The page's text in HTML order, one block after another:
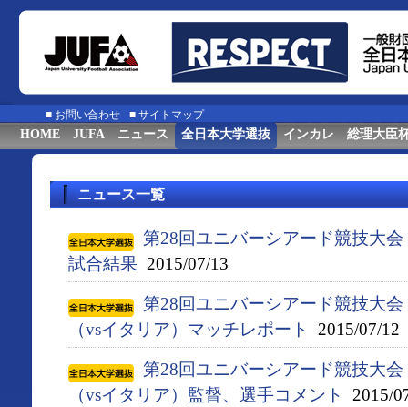
■ お問い合わせ ■ サイトマップ
HOME JUFA ニュース 全日本大学選抜 インカレ 総理大臣
ニュース一覧
第28回ユニバーシアード競技大
試合結果 2015/07/13
第28回ユニバーシアード競技大
（vsイタリア）マッチレポート
2015/07/12
第28回ユニバーシアード競技大
（vsイタリア）監督、選手コメント
2015/